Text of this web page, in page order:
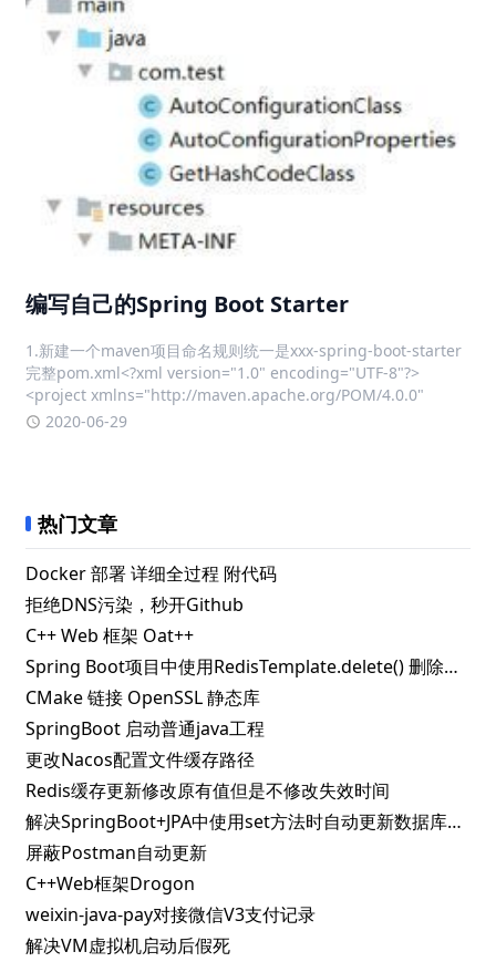
编写自己的Spring Boot Starter
1.新建一个maven项目命名规则统一是xxx-spring-boot-starter
完整pom.xml<?xml version="1.0" encoding="UTF-8"?>
<project xmlns="http://maven.apache.org/POM/4.0.0"
2020-06-29
热门文章
Docker 部署 详细全过程 附代码
拒绝DNS污染，秒开Github
C++ Web 框架 Oat++
Spring Boot项目中使用RedisTemplate.delete() 删除指定key失败的解决办法
CMake 链接 OpenSSL 静态库
SpringBoot 启动普通java工程
更改Nacos配置文件缓存路径
Redis缓存更新修改原有值但是不修改失效时间
解决SpringBoot+JPA中使用set方法时自动更新数据库问题
屏蔽Postman自动更新
C++Web框架Drogon
weixin-java-pay对接微信V3支付记录
解决VM虚拟机启动后假死